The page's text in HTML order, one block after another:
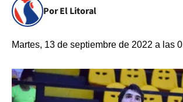
Por El Litoral
Martes, 13 de septiembre de 2022 a las